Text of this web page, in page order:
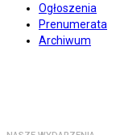
Ogłoszenia
Prenumerata
Archiwum